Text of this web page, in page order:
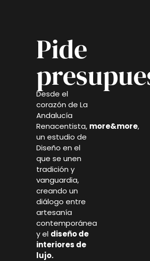
Pide
Desde el
corazón de La
Andalucía
Renacentista, more&more,
un estudio de
Diseño en el
que se unen
tradición y
vanguardia,
creando un
diálogo entre
artesanía
contemporánea
y el diseño de
interiores de
lujo.